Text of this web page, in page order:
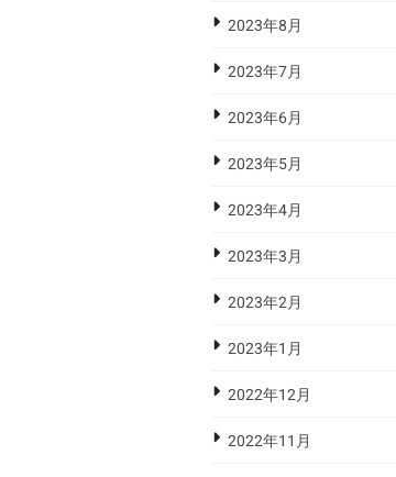
2023年8月
2023年7月
2023年6月
2023年5月
2023年4月
2023年3月
2023年2月
2023年1月
2022年12月
2022年11月